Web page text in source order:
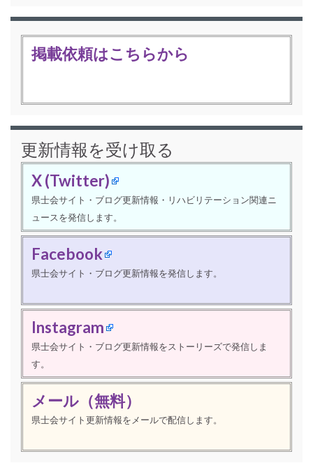
掲載依頼はこちらから
更新情報を受け取る
X (Twitter)
県士会サイト・ブログ更新情報・リハビリテーション関連ニ
ュースを発信します。
Facebook
県士会サイト・ブログ更新情報を発信します。
Instagram
県士会サイト・ブログ更新情報をストーリーズで発信しま
す。
メール（無料）
県士会サイト更新情報をメールで配信します。